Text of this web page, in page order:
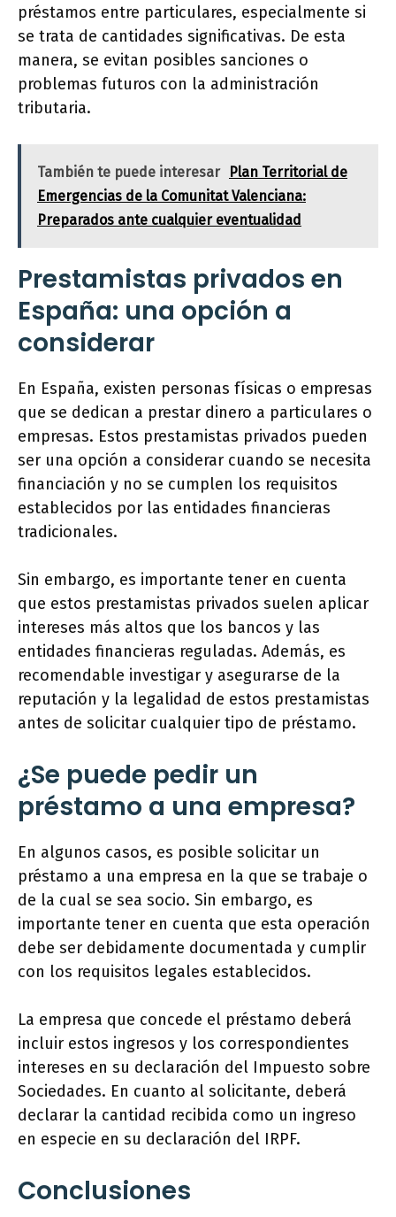
préstamos entre particulares, especialmente si
se trata de cantidades significativas. De esta
manera, se evitan posibles sanciones o
problemas futuros con la administración
tributaria.
También te puede interesar
Plan Territorial de
Emergencias de la Comunitat Valenciana:
Preparados ante cualquier eventualidad
Prestamistas privados en
España: una opción a
considerar
En España, existen personas físicas o empresas
que se dedican a prestar dinero a particulares o
empresas. Estos prestamistas privados pueden
ser una opción a considerar cuando se necesita
financiación y no se cumplen los requisitos
establecidos por las entidades financieras
tradicionales.
Sin embargo, es importante tener en cuenta
que estos prestamistas privados suelen aplicar
intereses más altos que los bancos y las
entidades financieras reguladas. Además, es
recomendable investigar y asegurarse de la
reputación y la legalidad de estos prestamistas
antes de solicitar cualquier tipo de préstamo.
¿Se puede pedir un
préstamo a una empresa?
En algunos casos, es posible solicitar un
préstamo a una empresa en la que se trabaje o
de la cual se sea socio. Sin embargo, es
importante tener en cuenta que esta operación
debe ser debidamente documentada y cumplir
con los requisitos legales establecidos.
La empresa que concede el préstamo deberá
incluir estos ingresos y los correspondientes
intereses en su declaración del Impuesto sobre
Sociedades. En cuanto al solicitante, deberá
declarar la cantidad recibida como un ingreso
en especie en su declaración del IRPF.
Conclusiones